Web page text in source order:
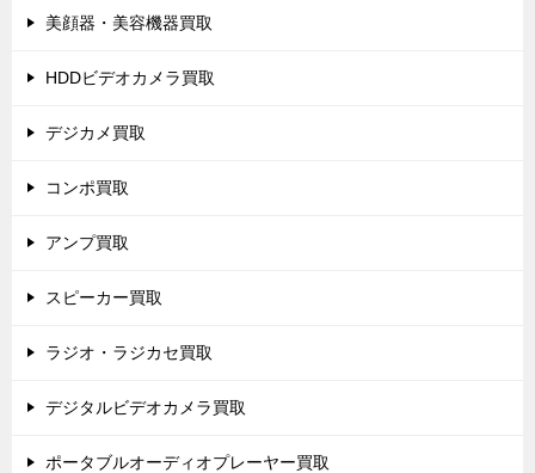
美顔器・美容機器買取
HDDビデオカメラ買取
デジカメ買取
コンポ買取
アンプ買取
スピーカー買取
ラジオ・ラジカセ買取
デジタルビデオカメラ買取
ポータブルオーディオプレーヤー買取